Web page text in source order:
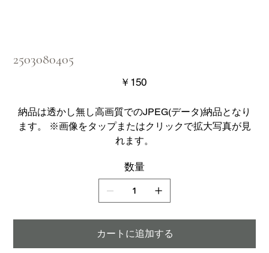
2503080405
価
格
￥150
納品は透かし無し高画質でのJPEG(データ)納品となり
ます。 ※画像をタップまたはクリックで拡大写真が見
れます。
数量
カートに追加する